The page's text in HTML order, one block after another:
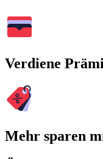
Verdiene
Mehr sparen